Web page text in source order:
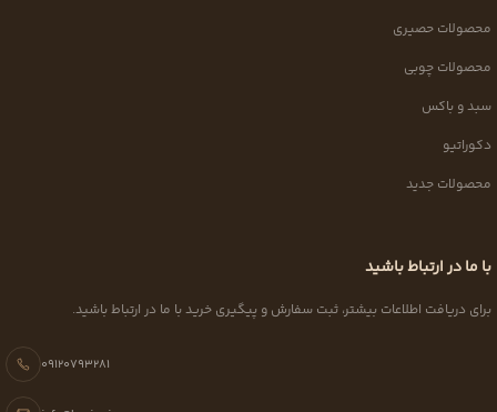
محصولات حصیری
محصولات چوبی
سبد و باکس
دکوراتیو
محصولات جدید
با ما در ارتباط باشید
برای دریافت اطلاعات بیشتر، ثبت سفارش و پیگیری خرید با ما در ارتباط باشید.
09120793281